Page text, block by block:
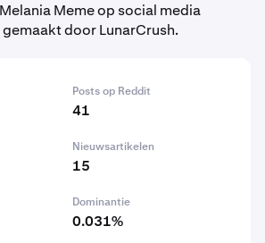
Meme op social media
door LunarCrush.
Posts op Reddit
41
Nieuwsartikelen
15
Dominantie
0.031%